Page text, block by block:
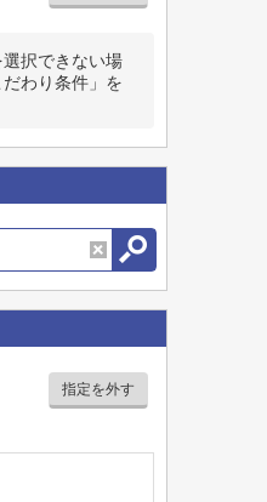
択できない場
わり条件」を
指定を外す